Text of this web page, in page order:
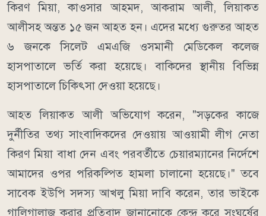
কিরণ মিয়া, কাওসার আহমদ, আকরাম আলী, লিয়াকত
আলীসহ অন্তত ১৫ জন আহত হন। এদের মধ্যে গুরুতর আহত
৬ জনকে সিলেট এমএজি ওসমানী মেডিকেল কলেজ
হাসপাতালে ভর্তি করা হয়েছে। বাকিদের স্থানীয় বিভিন্ন
হাসপাতালে চিকিৎসা দেওয়া হয়েছে।
আহত লিয়াকত আলী অভিযোগ করেন, "সড়কের কাজে
দুর্নীতির তথ্য সাংবাদিকদের দেওয়ায় আওয়ামী লীগ নেতা
কিরণ মিয়া বাধা দেন এবং পরবর্তীতে চেয়ারম্যানের নির্দেশে
আমাদের ওপর পরিকল্পিত হামলা চালানো হয়েছে।" তবে
সাবেক ইউপি সদস্য আখলু মিয়া দাবি করেন, তার ভাইকে
গালিগালাজ করার প্রতিবাদ জানানোকে কেন্দ্র করে সংঘর্ষের